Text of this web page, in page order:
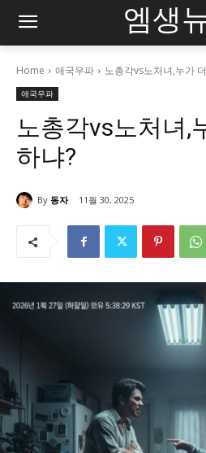
엠생
Home 애국우파 노총각vs노처녀,누가
애국우파
노총각vs노처녀,
하냐?
By 동자 11월 30, 2025